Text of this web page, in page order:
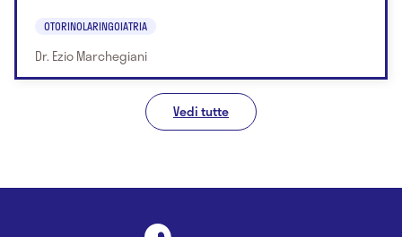
OTORINOLARINGOIATRIA
Dr. Ezio Marchegiani
Vedi tutte